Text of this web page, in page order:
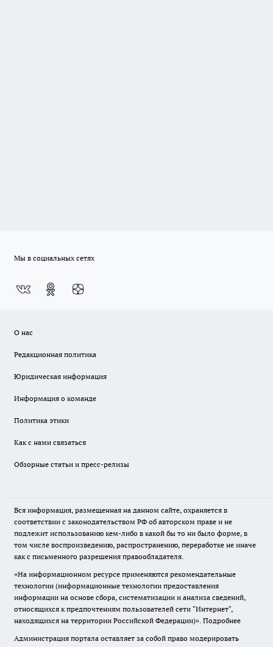
Мы в социальных сетях
О нас
Редакционная политика
Юридическая информация
Информация о команде
Политика этики
Как с нами связаться
Обзорные статьи и пресс-релизы
Вся информация, размещенная на данном сайте, охраняется в
соответствии с законодательством РФ об авторском праве и не
подлежит использованию кем-либо в какой бы то ни было форме, в
том числе воспроизведению, распространению, переработке не иначе
как с письменного разрешения правообладателя.
«На информационном ресурсе применяются рекомендательные
технологии (информационные технологии предоставления
информации на основе сбора, систематизации и анализа сведений,
относящихся к предпочтениям пользователей сети "Интернет",
находящихся на территории Российской Федерации)». Подробнее
Администрация портала оставляет за собой право модерировать